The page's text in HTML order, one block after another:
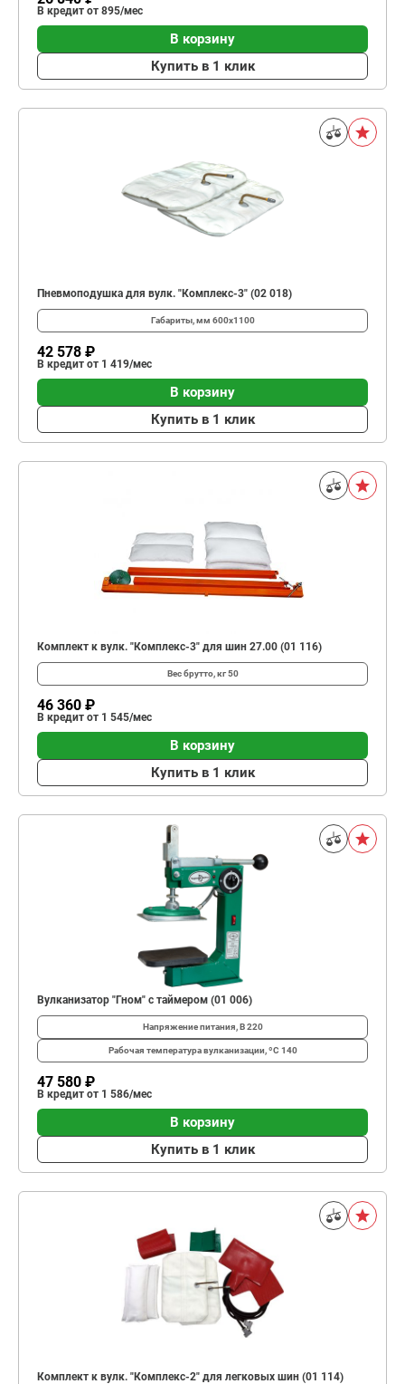
В кредит от 895/мес
В корзину
Купить в 1 клик
Пневмоподушка для вулк. "Комплекс-3" (02 018)
Габариты, мм 600х1100
42 578 ₽
В кредит от 1 419/мес
В корзину
Купить в 1 клик
Комплект к вулк. "Комплекс-3" для шин 27.00 (01 116)
Вес брутто, кг50
46 360 ₽
В кредит от 1 545/мес
В корзину
Купить в 1 клик
Вулканизатор "Гном" с таймером (01 006)
Напряжение питания, В220
Рабочая температура вулканизации, ºС 140
47 580 ₽
В кредит от 1 586/мес
В корзину
Купить в 1 клик
Комплект к вулк. "Комплекс-2" для легковых шин (01 114)